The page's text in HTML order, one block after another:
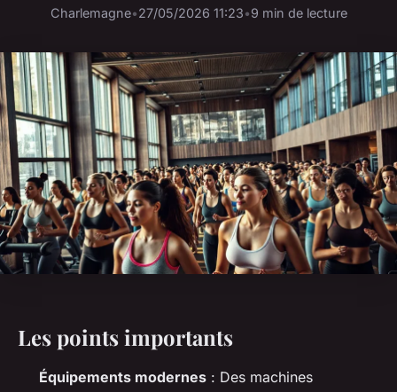
Charlemagne•27/05/2026 11:23•9 min de lecture
Les points importants
Équipements modernes : Des machines